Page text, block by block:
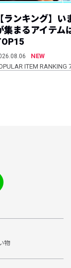
【ランキング】
集まるアイテム
NEW
ITEM
物